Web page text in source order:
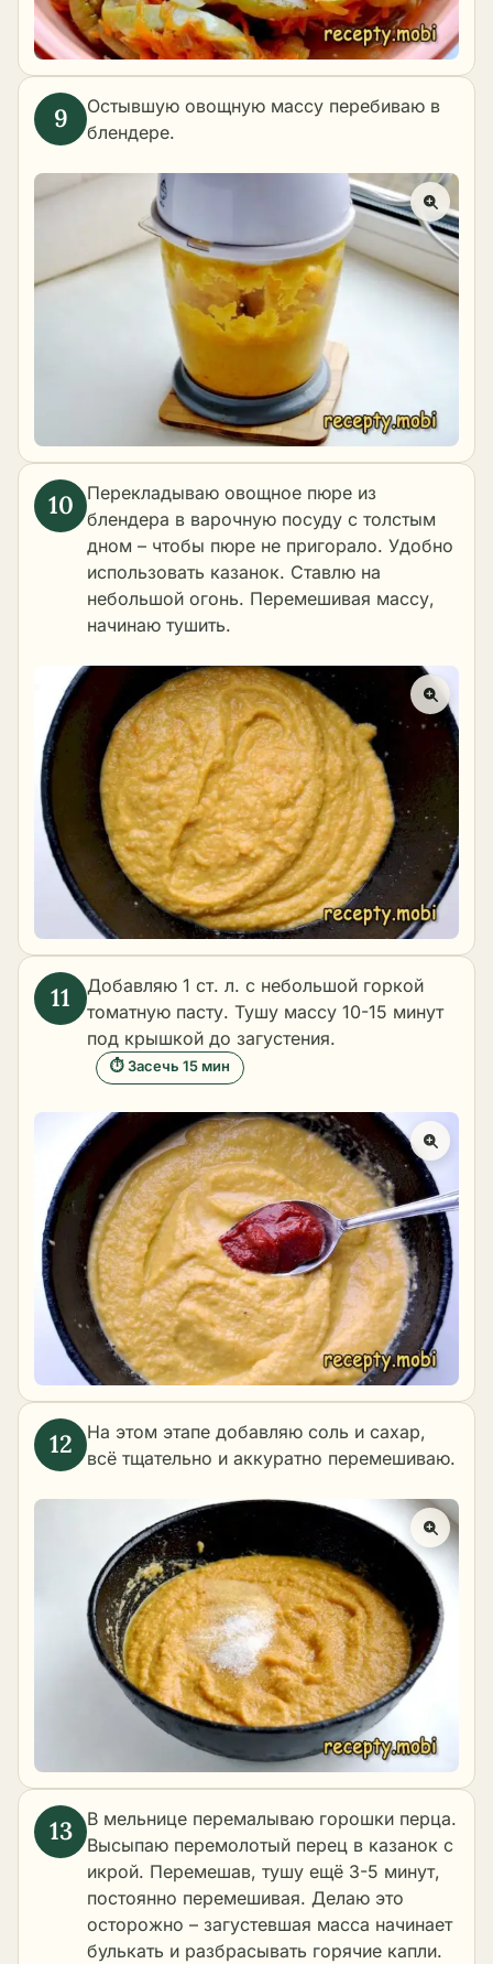
Остывшую овощную массу перебиваю в
блендере.
Перекладываю овощное пюре из
блендера в варочную посуду с толстым
дном – чтобы пюре не пригорало. Удобно
использовать казанок. Ставлю на
небольшой огонь. Перемешивая массу,
начинаю тушить.
Добавляю 1 ст. л. с небольшой горкой
томатную пасту. Тушу массу 10-15 минут
под крышкой до загустения.
⏱ Засечь 15 мин
На этом этапе добавляю соль и сахар,
всё тщательно и аккуратно перемешиваю.
В мельнице перемалываю горошки перца.
Высыпаю перемолотый перец в казанок с
икрой. Перемешав, тушу ещё 3-5 минут,
постоянно перемешивая. Делаю это
осторожно – загустевшая масса начинает
булькать и разбрасывать горячие капли.